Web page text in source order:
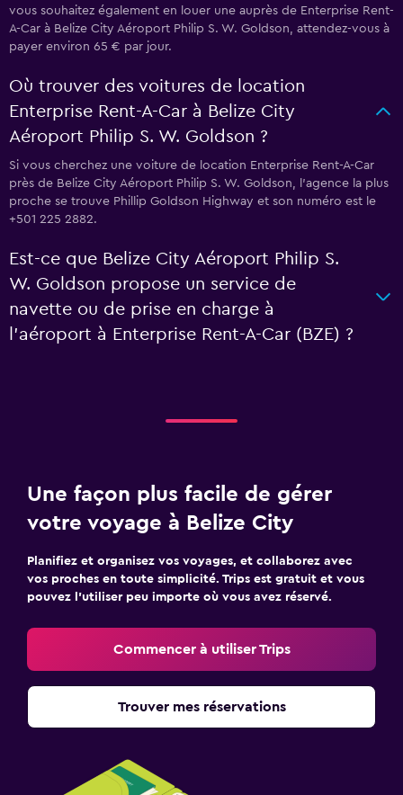
vous souhaitez également en louer une auprès de Enterprise Rent-
A-Car à Belize City Aéroport Philip S. W. Goldson, attendez-vous à
payer environ 65 € par jour.
Où trouver des voitures de location
Enterprise Rent-A-Car à Belize City
Aéroport Philip S. W. Goldson ?
Si vous cherchez une voiture de location Enterprise Rent-A-Car
près de Belize City Aéroport Philip S. W. Goldson, l’agence la plus
proche se trouve Phillip Goldson Highway et son numéro est le
+501 225 2882.
Est-ce que Belize City Aéroport Philip S.
W. Goldson propose un service de
navette ou de prise en charge à
l’aéroport à Enterprise Rent-A-Car (BZE) ?
Une façon plus facile de gérer
votre voyage à Belize City
Planifiez et organisez vos voyages, et collaborez avec
vos proches en toute simplicité. Trips est gratuit et vous
pouvez l’utiliser peu importe où vous avez réservé.
Commencer à utiliser Trips
Trouver mes réservations